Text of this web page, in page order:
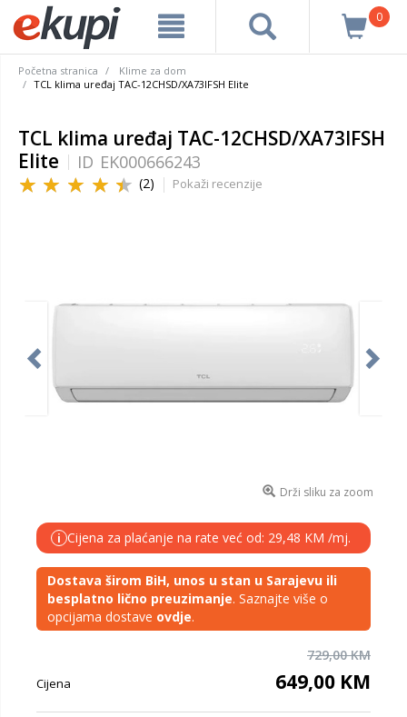
0
Početna stranica
Klime za dom
TCL klima uređaj TAC-12CHSD/XA73IFSH Elite
TCL klima uređaj TAC-12CHSD/XA73IFSH
Elite
ID EK000666243
(2) Pokaži recenzije
Drži sliku za zoom
i Cijena za plaćanje na rate već od: 29,48 KM /mj.
Dostava širom BiH, unos u stan u Sarajevu ili
besplatno lično preuzimanje. Saznajte više o
opcijama dostave ovdje.
729,00 KM
Cijena 649,00 KM